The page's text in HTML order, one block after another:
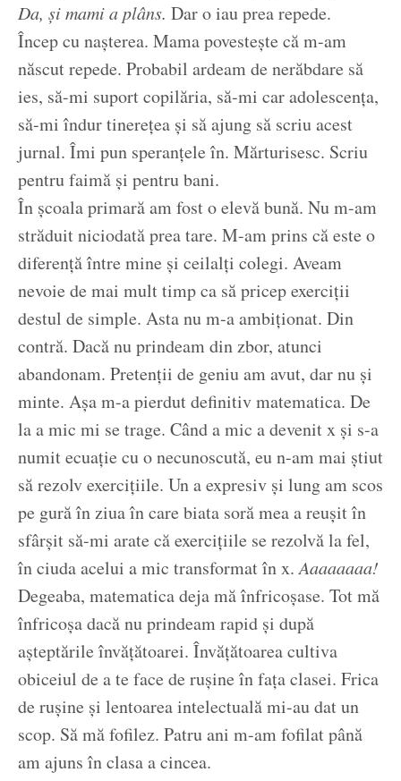
Da, și mami a plâns. Dar o iau prea repede.
Încep cu nașterea. Mama povestește că m-am
născut repede. Probabil ardeam de nerăbdare să
ies, să-mi suport copilăria, să-mi car adolescența,
să-mi îndur tinerețea și să ajung să scriu acest
jurnal. Îmi pun speranțele în. Mărturisesc. Scriu
pentru faimă și pentru bani.
În școala primară am fost o elevă bună. Nu m-am
străduit niciodată prea tare. M-am prins că este o
diferență între mine și ceilalți colegi. Aveam
nevoie de mai mult timp ca să pricep exerciții
destul de simple. Asta nu m-a ambiționat. Din
contră. Dacă nu prindeam din zbor, atunci
abandonam. Pretenții de geniu am avut, dar nu și
minte. Așa m-a pierdut definitiv matematica. De
la a mic mi se trage. Când a mic a devenit x și s-a
numit ecuație cu o necunoscută, eu n-am mai știut
să rezolv exercițiile. Un a expresiv și lung am scos
pe gură în ziua în care biata soră mea a reușit în
sfârșit să-mi arate că exercițiile se rezolvă la fel,
în ciuda acelui a mic transformat în x.Aaaaaaaa!
Degeaba, matematica deja mă înfricoșase. Tot mă
înfricoșa dacă nu prindeam rapid și după
așteptările învățătoarei. Învățătoarea cultiva
obiceiul de a te face de rușine în fața clasei. Frica
de rușine și lentoarea intelectuală mi-au dat un
scop. Să mă fofilez. Patru ani m-am fofilat până
am ajuns în clasa a cincea.